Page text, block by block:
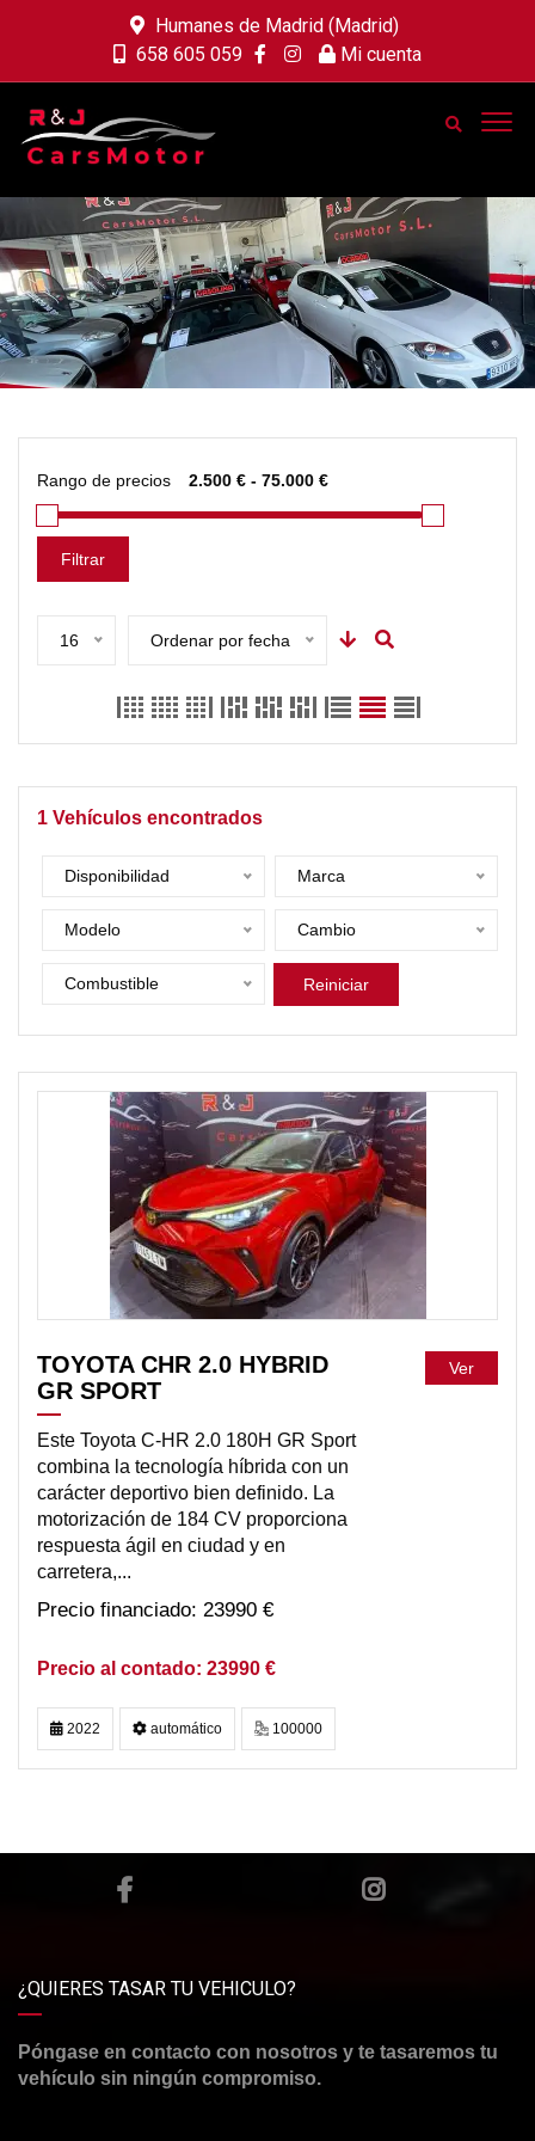
Humanes de Madrid (Madrid)
658 605 059
Mi cuenta
Rango de precios
Filtrar
16 Ordenar por fecha
1 Vehículos encontrados
Disponibilidad Marca
Modelo Cambio
Combustible Reiniciar
DISPONIBLE
TOYOTA CHR 2.0 HYBRID
GR SPORT
Este Toyota C-HR 2.0 180H GR Sport
combina la tecnología híbrida con un
carácter deportivo bien definido. La
motorización de 184 CV proporciona
respuesta ágil en ciudad y en
carretera,...
23990 €
23990 €
Ver
2022 automático 100000
¿QUIERES TASAR TU VEHICULO?
Póngase en contacto con nosotros y te tasaremos tu
vehículo sin ningún compromiso.